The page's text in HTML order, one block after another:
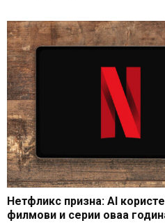
Нетфликс призна: AI
филмови и серии оваа